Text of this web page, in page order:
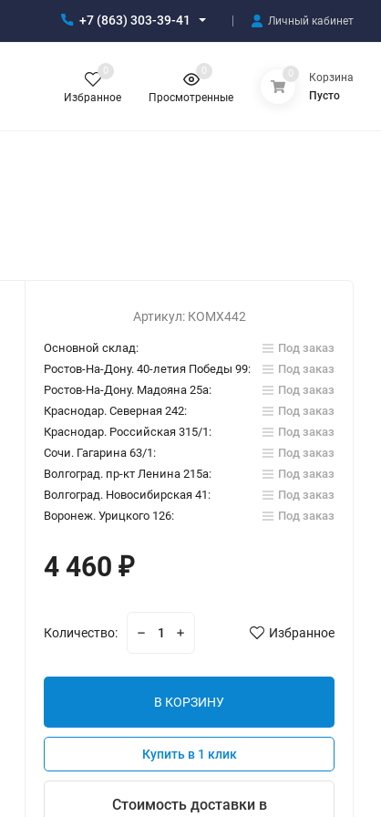
+7 (863) 303-39-41 Личный кабинет
Избранное
0
Просмотренные
0 0
Корзина
Пусто
Артикул: КОМХ442
Основной склад:
Под заказ
Ростов-На-Дону. 40-летия Победы 99:
Под заказ
Ростов-На-Дону. Мадояна 25а:
Под заказ
Краснодар. Северная 242:
Под заказ
Краснодар. Российская 315/1:
Под заказ
Сочи. Гагарина 63/1:
Под заказ
Волгоград. пр-кт Ленина 215а:
Под заказ
Волгоград. Новосибирская 41:
Под заказ
Воронеж. Урицкого 126:
Под заказ
4 460₽
Количество: Избранное
В КОРЗИНУ
Купить в 1 клик
Стоимость доставки в